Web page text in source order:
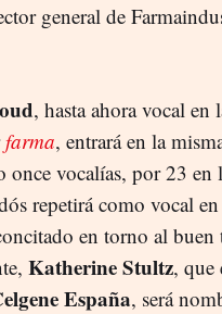
general de
, hasta ahora vocal
farma, entrará en la
once vocalías, por 23
repetirá como vocal
en torno al
Katherine Stultz, que
España, será